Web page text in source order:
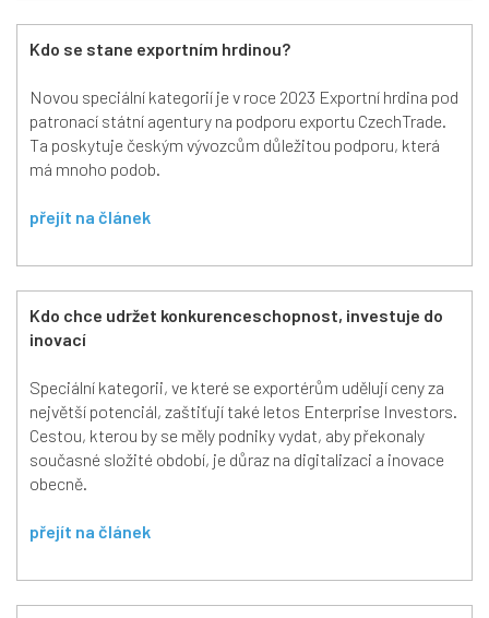
Kdo se stane exportním hrdinou?
Novou speciální kategorií je v roce 2023 Exportní hrdina pod
patronací státní agentury na podporu exportu CzechTrade.
Ta poskytuje českým vývozcům důležitou podporu, která
má mnoho podob.
přejít na článek
Kdo chce udržet konkurenceschopnost, investuje do
inovací
Speciální kategorii, ve které se exportérům udělují ceny za
největší potenciál, zaštiťují také letos Enterprise Investors.
Cestou, kterou by se měly podniky vydat, aby překonaly
současné složité období, je důraz na digitalizaci a inovace
obecně.
přejít na článek